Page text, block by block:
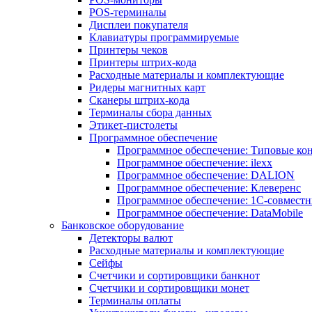
POS-терминалы
Дисплеи покупателя
Клавиатуры программируемые
Принтеры чеков
Принтеры штрих-кода
Расходные материалы и комплектующие
Ридеры магнитных карт
Сканеры штрих-кода
Терминалы сбора данных
Этикет-пистолеты
Программное обеспечение
Программное обеспечение: Типовые
Программное обеспечение: ilexx
Программное обеспечение: DALION
Программное обеспечение: Клеверенс
Программное обеспечение: 1С-
Программное обеспечение: DataMobile
Банковское оборудование
Детекторы валют
Расходные материалы и комплектующие
Сейфы
Счетчики и сортировщики банкнот
Счетчики и сортировщики монет
Терминалы оплаты